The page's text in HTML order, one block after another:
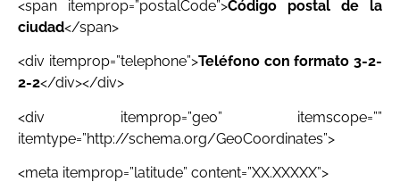
<span itemprop=”postalCode”>Código postal de la
ciudad</span>
<div itemprop=”telephone”>Teléfono con formato 3-2-
2-2</div></div>
<div itemprop=”geo” itemscope=””
itemtype=”http://schema.org/GeoCoordinates”>
<meta itemprop=”latitude” content=”XX.XXXXX”>